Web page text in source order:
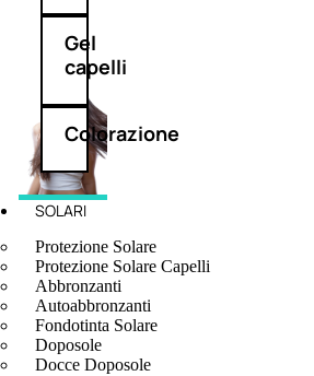
Gel
capelli
Colorazione
SOLARI
Protezione Solare
Protezione Solare Capelli
Abbronzanti
Autoabbronzanti
Fondotinta Solare
Doposole
Docce Doposole